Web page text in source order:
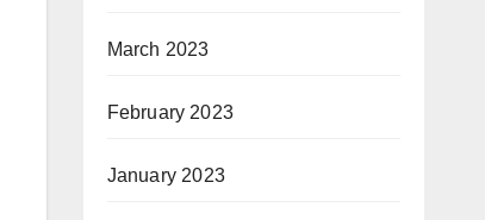
March 2023
February 2023
January 2023